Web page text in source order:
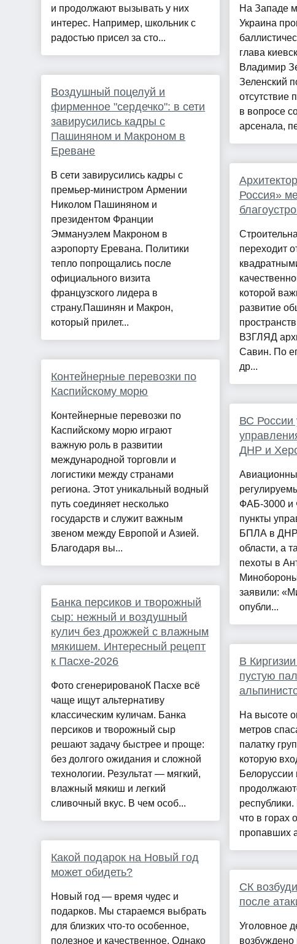
и продолжают вызывать у них
интерес. Например, школьник с
радостью присел за сто...
Воздушный поцелуй и
фирменное "сердечко": в сети
завирусились кадры с
Пашиняном и Макроном в
Ереване
В сети завирусились кадры с
премьер-министром Армении
Николом Пашиняном и
президентом Франции
Эммануэлем Макроном в
аэропорту Еревана. Политики
тепло попрощались после
официального визита
французского лидера в
страну.Пашинян и Макрон,
который прилет...
Контейнерные перевозки по
Каспийскому морю
Контейнерные перевозки по
Каспийскому морю играют
важную роль в развитии
международной торговли и
логистики между странами
региона. Этот уникальный водный
путь соединяет несколько
государств и служит важным
звеном между Европой и Азией.
Благодаря вы...
Банка персиков и творожный
сыр: нежный и воздушный
кулич без дрожжей с влажным
мякишем. Интересный рецепт
к Пасхе-2026
Фото сгенерированоК Пасхе всё
чаще ищут альтернативу
классическим куличам. Банка
персиков и творожный сыр
решают задачу быстрее и проще:
без долгого ожидания и сложной
технологии. Результат — мягкий,
влажный мякиш и легкий
сливочный вкус. В чем особ...
Какой подарок на Новый год
может обидеть?
Новый год — время чудес и
подарков. Мы стараемся выбрать
для близких что-то особенное,
полезное и качественное. Однако
На Западе
Украина
глава
Владимир
Зеленский
отсутствие
в вопросе
арсенала,
Россия»
переходит
которой
развитие
ВЗГЛЯД
Савин. По
др...
ВС России
ДНР и
ФАБ-3000 и
пункты
БПЛА в ДНР
области, а
пехоты в
заявили:
опубли...
В
пустую
На высоте
метров
палатку
которую
Белоруссии
что в горах
пропавших
СК
после
Уголовное
возбуждено